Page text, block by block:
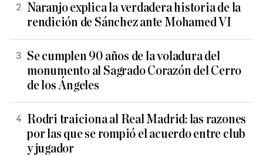
Naranjo explica la verdadera historia de la
rendición de Sánchez ante Mohamed VI
Se cumplen 90 años de la voladura del
monumento al Sagrado Corazón del Cerro
de los Ángeles
Rodri traiciona al Real Madrid: las razones
por las que se rompió el acuerdo entre club
y jugador